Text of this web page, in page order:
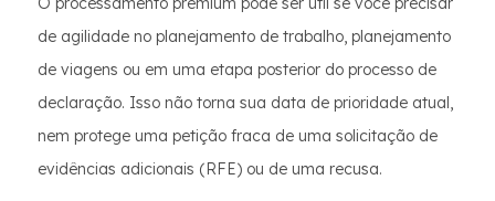
de agilidade no planejamento de trabalho, planejamento
de viagens ou em uma etapa posterior do processo de
declaração. Isso não torna sua data de prioridade atual,
nem protege uma petição fraca de uma solicitação de
evidências adicionais (RFE) ou de uma recusa.